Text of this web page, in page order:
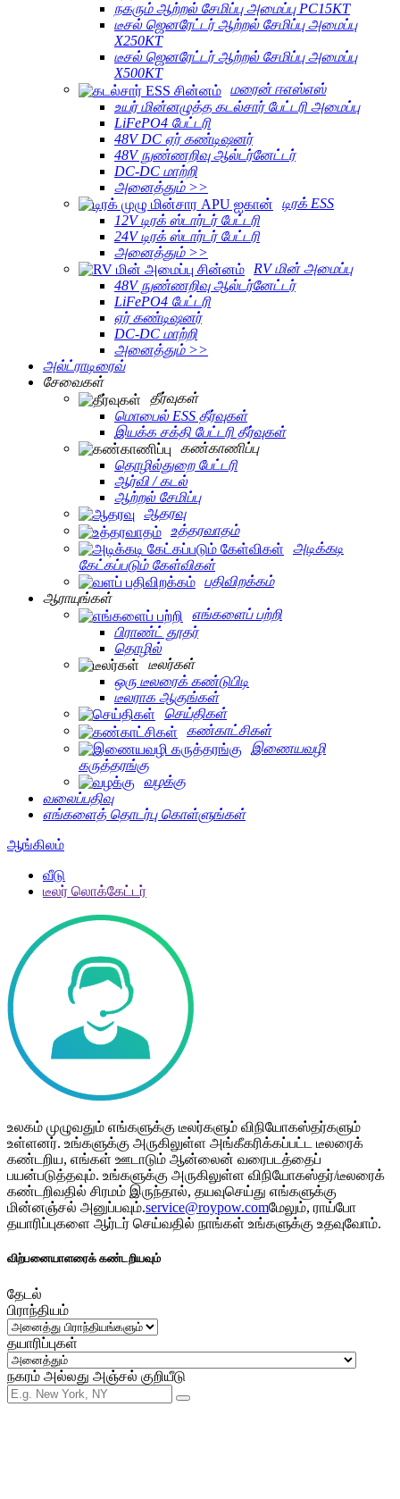
நகரும் ஆற்றல் சேமிப்பு அமைப்பு PC15KT
டீசல் ஜெனரேட்டர் ஆற்றல் சேமிப்பு அமைப்பு
X250KT
டீசல் ஜெனரேட்டர் ஆற்றல் சேமிப்பு அமைப்பு
X500KT
மரைன் ஈஎஸ்எஸ்
உயர் மின்னழுத்த கடல்சார் பேட்டரி அமைப்பு
LiFePO4 பேட்டரி
48V DC ஏர் கண்டிஷனர்
48V நுண்ணறிவு ஆல்டர்னேட்டர்
DC-DC மாற்றி
அனைத்தும் >>
டிரக் ESS
12V டிரக் ஸ்டார்டர் பேட்டரி
24V டிரக் ஸ்டார்டர் பேட்டரி
அனைத்தும் >>
RV மின் அமைப்பு
48V நுண்ணறிவு ஆல்டர்னேட்டர்
LiFePO4 பேட்டரி
ஏர் கண்டிஷனர்
DC-DC மாற்றி
அனைத்தும் >>
அல்ட்ராடிரைவ்
சேவைகள்
தீர்வுகள்
மொபைல் ESS தீர்வுகள்
இயக்க சக்தி பேட்டரி தீர்வுகள்
கண்காணிப்பு
தொழில்துறை பேட்டரி
ஆர்வி / கடல்
ஆற்றல் சேமிப்பு
ஆதரவு
உத்தரவாதம்
அடிக்கடி
கேட்கப்படும் கேள்விகள்
பதிவிறக்கம்
ஆராயுங்கள்
எங்களைப் பற்றி
பிராண்ட் தூதர்
தொழில்
டீலர்கள்
ஒரு டீலரைக் கண்டுபிடி
டீலராக ஆகுங்கள்
செய்திகள்
கண்காட்சிகள்
இணையவழி
கருத்தரங்கு
வழக்கு
வலைப்பதிவு
எங்களைத் தொடர்பு கொள்ளுங்கள்
ஆங்கிலம்
வீடு
டீலர் லொக்கேட்டர்
உலகம் முழுவதும் எங்களுக்கு டீலர்களும் விநியோகஸ்தர்களும்
உள்ளனர். உங்களுக்கு அருகிலுள்ள அங்கீகரிக்கப்பட்ட டீலரைக்
கண்டறிய, எங்கள் ஊடாடும் ஆன்லைன் வரைபடத்தைப்
பயன்படுத்தவும். உங்களுக்கு அருகிலுள்ள விநியோகஸ்தர்/டீலரைக்
கண்டறிவதில் சிரமம் இருந்தால், தயவுசெய்து எங்களுக்கு
மின்னஞ்சல் அனுப்பவும்.service@roypow.comமேலும், ராய்போ
தயாரிப்புகளை ஆர்டர் செய்வதில் நாங்கள் உங்களுக்கு உதவுவோம்.
விற்பனையாளரைக் கண்டறியவும்
தேடல்
பிராந்தியம்
தயாரிப்புகள்
நகரம் அல்லது அஞ்சல் குறியீடு